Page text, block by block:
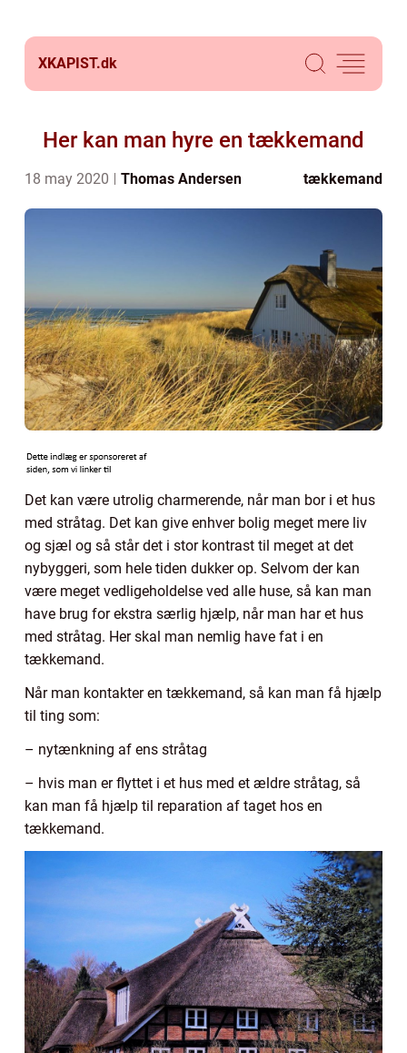
XKAPIST.dk
Her kan man hyre en tækkemand
18 may 2020 Thomas Andersen tækkemand
Det kan være utrolig charmerende, når man bor i et hus
med stråtag. Det kan give enhver bolig meget mere liv
og sjæl og så står det i stor kontrast til meget at det
nybyggeri, som hele tiden dukker op. Selvom der kan
være meget vedligeholdelse ved alle huse, så kan man
have brug for ekstra særlig hjælp, når man har et hus
med stråtag. Her skal man nemlig have fat i en
tækkemand.
Når man kontakter en tækkemand, så kan man få hjælp
til ting som:
– nytænkning af ens stråtag
– hvis man er flyttet i et hus med et ældre stråtag, så
kan man få hjælp til reparation af taget hos en
tækkemand.